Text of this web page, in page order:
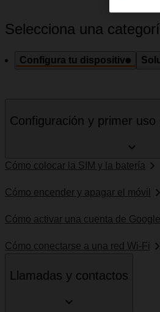
Selecciona una
Configura tu dispositivo
Configuración y primer uso
Cómo colocar la SIM y la batería
Cómo encender y apagar el móvil
Cómo activar una cuenta de
Cómo conectarse a una red Wi-Fi
Llamadas y contactos